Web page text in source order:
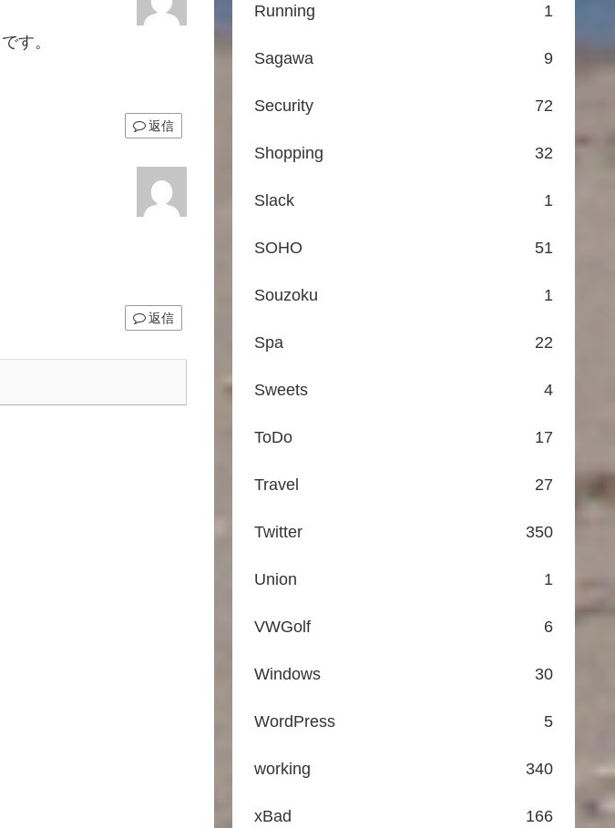
す。
返信
返信
Running 1
Sagawa 9
Security 72
Shopping 32
Slack 1
SOHO 51
Souzoku 1
Spa 22
Sweets 4
ToDo 17
Travel 27
Twitter 350
Union 1
VWGolf 6
Windows 30
WordPress 5
working 340
xBad 166